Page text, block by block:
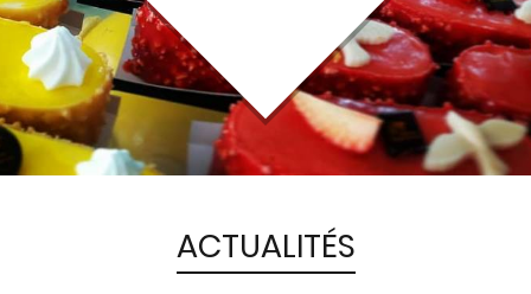
ACTUALITÉS